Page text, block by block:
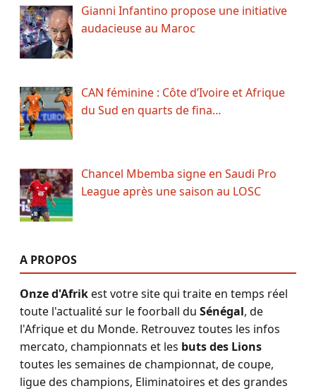
Gianni Infantino propose une initiative
audacieuse au Maroc
CAN féminine : Côte d’Ivoire et Afrique
du Sud en quarts de fina…
Chancel Mbemba signe en Saudi Pro
League après une saison au LOSC
A PROPOS
Onze d'Afrikest votre site qui traite en temps réel
toute l'actualité sur le foorball du Sénégal, de
l'Afrique et du Monde. Retrouvez toutes les infos
mercato, championnats et les buts des Lions
toutes les semaines de championnat, de coupe,
ligue des champions, Eliminatoires et des grandes